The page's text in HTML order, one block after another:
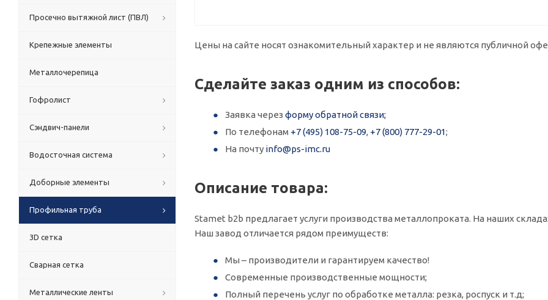
Цены на сайте носят ознакомительный характер и не являются публичной
Сделайте заказ одним из способов:
Заявка через форму обратной связи;
По телефонам +7 (495) 108-75-09, +7 (800) 777-29-01;
На почту info@ps-imc.ru
Описание товара:
Stamet b2b предлагает услуги производства металлопроката. На наших
Наш завод отличается рядом преимуществ:
Мы – производители и гарантируем качество!
Современные производственные мощности;
Полный перечень услуг по обработке металла: резка, роспуск и т.д;
Просечно вытяжной лист (ПВЛ)
Крепежные элементы
Металлочерепица
Гофролист
Сэндвич-панели
Водосточная система
Доборные элементы
Профильная труба
3D сетка
Сварная сетка
Металлические ленты